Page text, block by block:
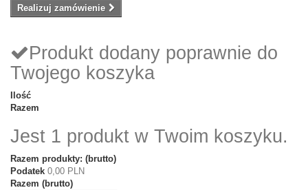
Realizuj zamówienie
Produkt dodany poprawnie do
Twojego koszyka
Ilość
Razem
Jest 1 produkt w Twoim koszyku.
Razem produkty: (brutto)
Podatek 0,00 PLN
Razem (brutto)